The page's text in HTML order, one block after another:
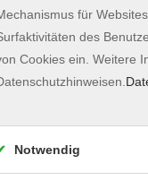
und zur Ruhe
durch die
für
des
Cookies ein. Weitere
Notwendig